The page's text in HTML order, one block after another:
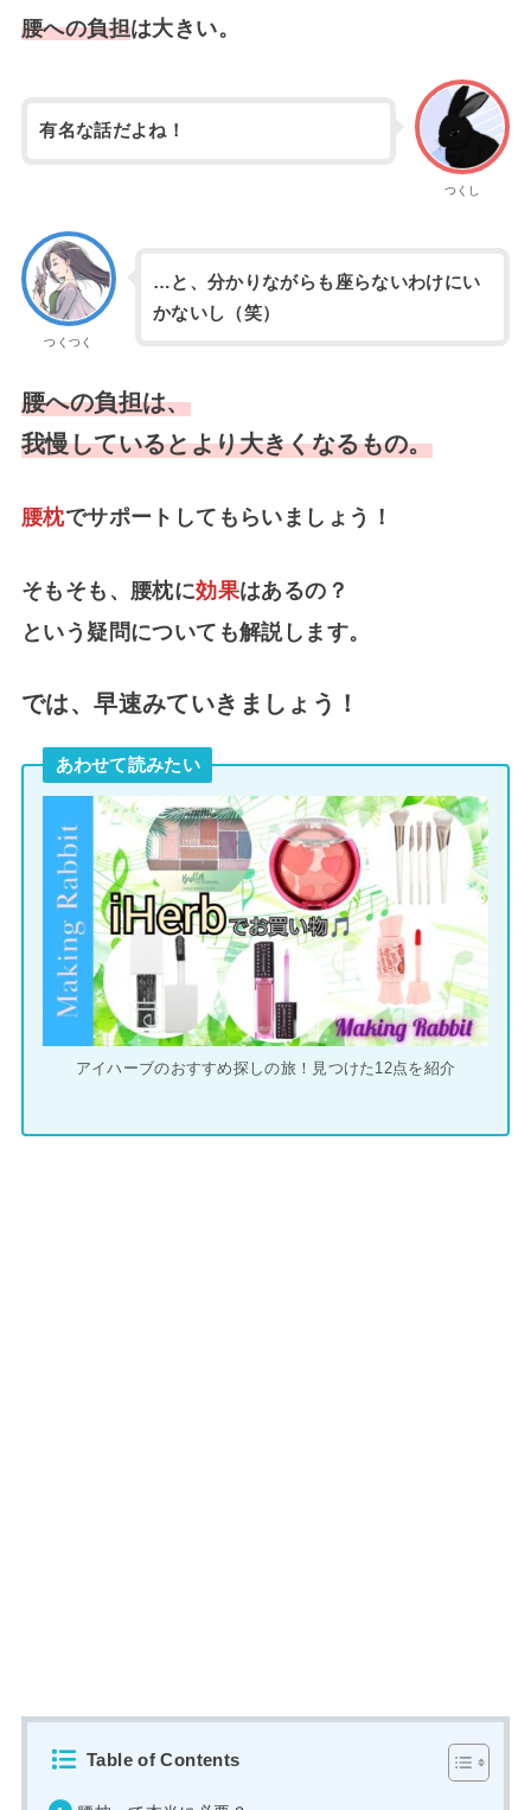
腰への負担は大きい。
つくし
有名な話だよね！
つくつく
…と、分かりながらも座らないわけにい
かないし（笑）
腰への負担は、
我慢しているとより大きくなるもの。
腰枕でサポートしてもらいましょう！
そもそも、腰枕に効果はあるの？
という疑問についても解説します。
では、早速みていきましょう！
あわせて読みたい
アイハーブのおすすめ探しの旅！見つけた12点を紹介
Table of Contents